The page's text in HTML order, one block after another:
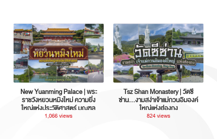
New Yuanming Palace | พระ
ราชวังหยวนหมิงใหม่ ความยิ่ง
ใหญ่แห่งประวัติศาสตร์ มณฑล
กวางตุ้ง ประเทศจีน
1,066 views
Tsz Shan Monastery | วัดซี
ซ่าน…งามสง่าเจ้าแม่กวนอิมองค์
ใหญ่แห่งฮ่องกง
824 views